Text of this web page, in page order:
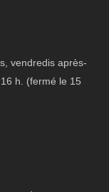
vendredis après-
h. (fermé le 15